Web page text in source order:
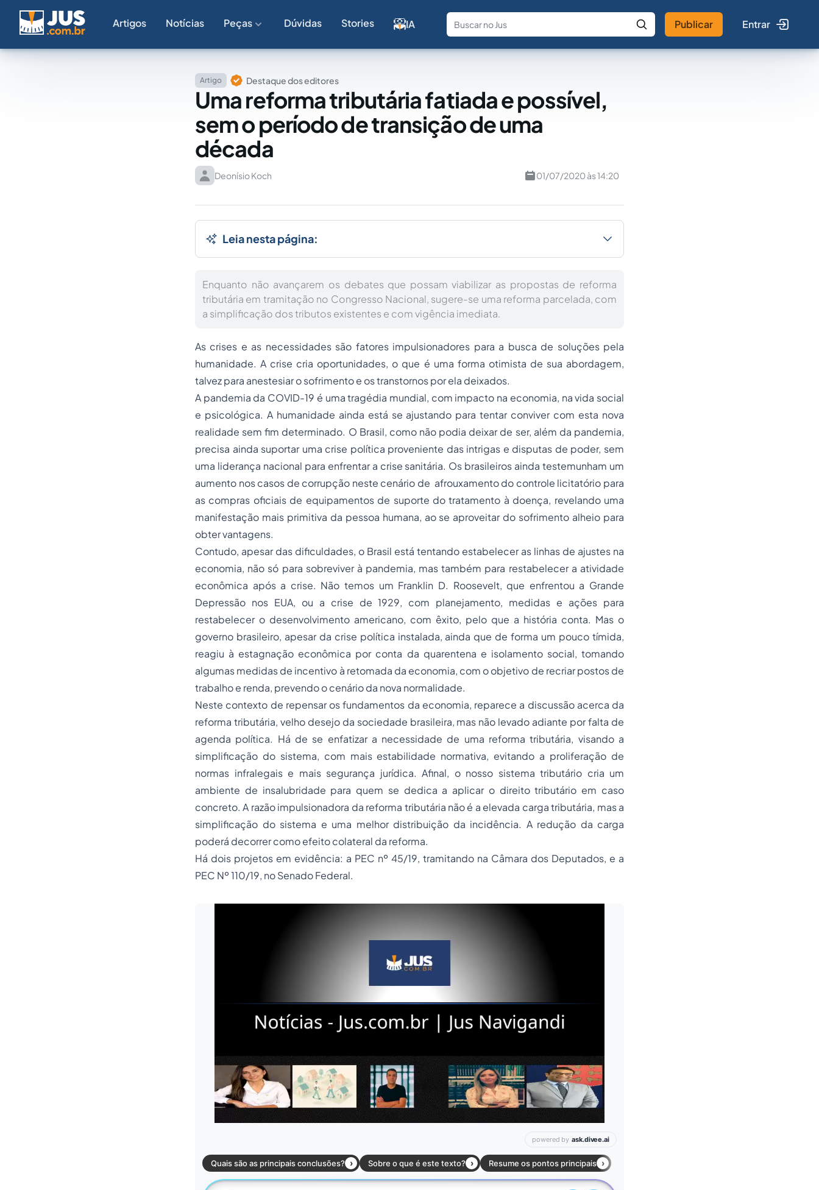
Artigos Notícias Peças Dúvidas Stories IA
Fale com a IA Buscar no Jus
Publicar Entrar
Artigo Destaque dos editores
Uma reforma tributária fatiada e possível,
sem o período de transição de uma
década
Deonísio Koch 01/07/2020 às 14:20
Leia nesta página:
Enquanto não avançarem os debates que possam viabilizar as propostas de reforma
tributária em tramitação no Congresso Nacional, sugere-se uma reforma parcelada, com
a simplificação dos tributos existentes e com vigência imediata.
As crises e as necessidades são fatores impulsionadores para a busca de soluções pela
humanidade. A crise cria oportunidades, o que é uma forma otimista de sua abordagem,
talvez para anestesiar o sofrimento e os transtornos por ela deixados.
A pandemia da COVID-19 é uma tragédia mundial, com impacto na economia, na vida social
e psicológica. A humanidade ainda está se ajustando para tentar conviver com esta nova
realidade sem fim determinado. O Brasil, como não podia deixar de ser, além da pandemia,
precisa ainda suportar uma crise política proveniente das intrigas e disputas de poder, sem
uma liderança nacional para enfrentar a crise sanitária. Os brasileiros ainda testemunham um
aumento nos casos de corrupção neste cenário de afrouxamento do controle licitatório para
as compras oficiais de equipamentos de suporte do tratamento à doença, revelando uma
manifestação mais primitiva da pessoa humana, ao se aproveitar do sofrimento alheio para
obter vantagens.
Contudo, apesar das dificuldades, o Brasil está tentando estabelecer as linhas de ajustes na
economia, não só para sobreviver à pandemia, mas também para restabelecer a atividade
econômica após a crise. Não temos um Franklin D. Roosevelt, que enfrentou a Grande
Depressão nos EUA, ou a crise de 1929, com planejamento, medidas e ações para
restabelecer o desenvolvimento americano, com êxito, pelo que a história conta. Mas o
governo brasileiro, apesar da crise política instalada, ainda que de forma um pouco tímida,
reagiu à estagnação econômica por conta da quarentena e isolamento social, tomando
algumas medidas de incentivo à retomada da economia, com o objetivo de recriar postos de
trabalho e renda, prevendo o cenário da nova normalidade.
Neste contexto de repensar os fundamentos da economia, reparece a discussão acerca da
reforma tributária, velho desejo da sociedade brasileira, mas não levado adiante por falta de
agenda política. Há de se enfatizar a necessidade de uma reforma tributária, visando a
simplificação do sistema, com mais estabilidade normativa, evitando a proliferação de
normas infralegais e mais segurança jurídica. Afinal, o nosso sistema tributário cria um
ambiente de insalubridade para quem se dedica a aplicar o direito tributário em caso
concreto. A razão impulsionadora da reforma tributária não é a elevada carga tributária, mas a
simplificação do sistema e uma melhor distribuição da incidência. A redução da carga
poderá decorrer como efeito colateral da reforma.
Há dois projetos em evidência: a PEC nº 45/19, tramitando na Câmara dos Deputados, e a
PEC Nº 110/19, no Senado Federal.